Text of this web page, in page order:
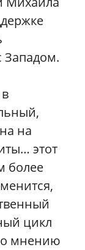
Западом.
на
этот
более
цикл
мнению